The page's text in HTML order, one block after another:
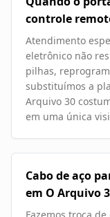
controle
Atendimento
eletrônico não
pilhas,
substituímos a
Arquivo 30
em uma única
Cabo de aço
em O Arquivo